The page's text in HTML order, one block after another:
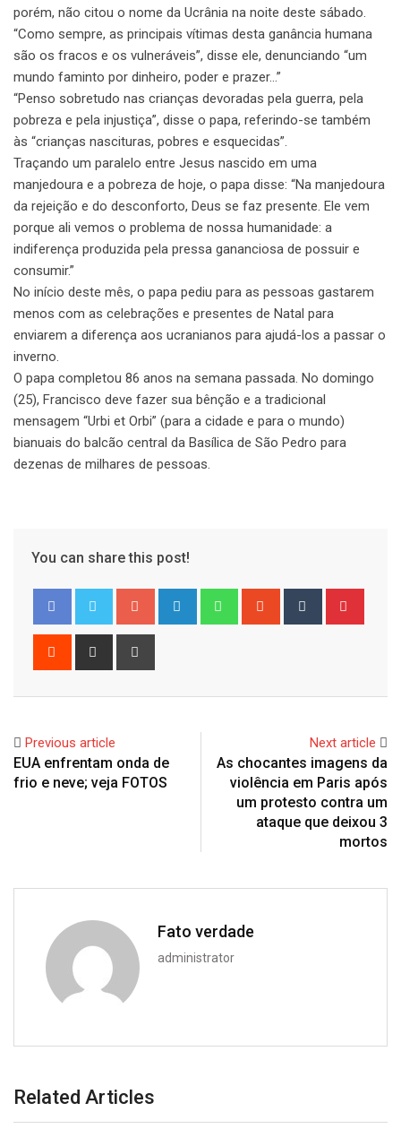
porém, não citou o nome da Ucrânia na noite deste sábado.
“Como sempre, as principais vítimas desta ganância humana
são os fracos e os vulneráveis”, disse ele, denunciando “um
mundo faminto por dinheiro, poder e prazer…”
“Penso sobretudo nas crianças devoradas pela guerra, pela
pobreza e pela injustiça”, disse o papa, referindo-se também
às “crianças nascituras, pobres e esquecidas”.
Traçando um paralelo entre Jesus nascido em uma
manjedoura e a pobreza de hoje, o papa disse: “Na manjedoura
da rejeição e do desconforto, Deus se faz presente. Ele vem
porque ali vemos o problema de nossa humanidade: a
indiferença produzida pela pressa gananciosa de possuir e
consumir.”
No início deste mês, o papa pediu para as pessoas gastarem
menos com as celebrações e presentes de Natal para
enviarem a diferença aos ucranianos para ajudá-los a passar o
inverno.
O papa completou 86 anos na semana passada. No domingo
(25), Francisco deve fazer sua bênção e a tradicional
mensagem “Urbi et Orbi” (para a cidade e para o mundo)
bianuais do balcão central da Basílica de São Pedro para
dezenas de milhares de pessoas.
You can share this post!
Google+ LinkedIn WhatsappStumbleUpon
Tumblr
Reddit
Share
Previous article
EUA enfrentam onda de
frio e neve; veja FOTOS
Next article
As chocantes imagens da
violência em Paris após
um protesto contra um
ataque que deixou 3
mortos
Fato verdade
administrator
Related Articles